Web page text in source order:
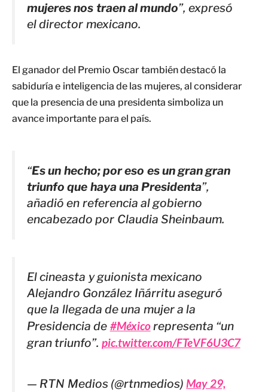
mujeres nos traen al mundo”, expresó
el director mexicano.
El ganador del Premio Oscar también destacó la
sabiduría e inteligencia de las mujeres, al considerar
que la presencia de una presidenta simboliza un
avance importante para el país.
“Es un hecho; por eso es un gran gran
triunfo que haya una Presidenta”,
añadió en referencia al gobierno
encabezado por Claudia Sheinbaum.
El cineasta y guionista mexicano
Alejandro González Iñárritu aseguró
que la llegada de una mujer a la
Presidencia de #Méxicorepresenta “un
gran triunfo”. pic.twitter.com/FTeVF6U3C7
— RTN Medios (@rtnmedios)May 29,